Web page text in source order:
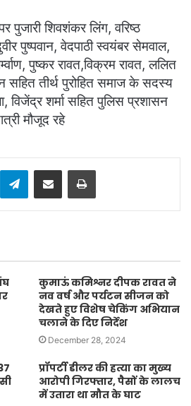
शिवशंकर लिंग, वरिष्ठ
पुष्पवान, वेदपाठी स्वयंबर सेमवाल,
पुष्कर रावत,विक्रम रावत, ललित
सहित तीर्थ पुरोहित समाज के सदस्य
विजेंद्र शर्मा सहित पुलिस प्रशासन
मौजूद रहे
TelegramShare via Email Print
कुमाऊं कमिश्नर दीपक रावत ने
नव वर्ष और पर्यटन सीजन को
देखते हुए विशेष चेकिंग अभियान
चलाने के दिए निर्देश
December 28, 2024
प्रॉपर्टी डीलर की हत्या का मुख्य
आरोपी गिरफ्तार, पैसों के लालच
में उतारा था मौत के घाट